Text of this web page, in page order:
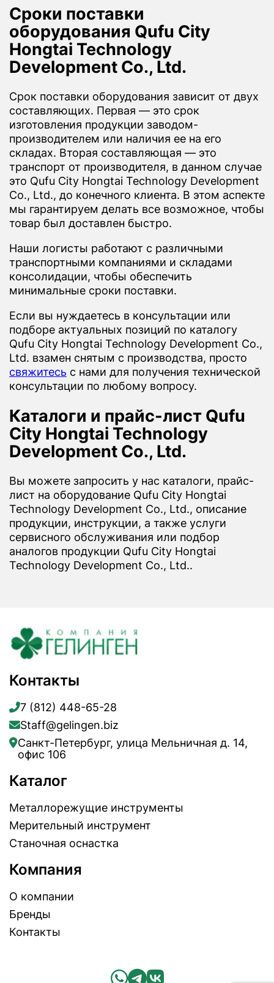
Сроки поставки
оборудования Qufu City
Hongtai Technology
Development Co., Ltd.
Срок поставки оборудования зависит от двух
составляющих. Первая — это срок
изготовления продукции заводом-
производителем или наличия ее на его
складах. Вторая составляющая — это
транспорт от производителя, в данном случае
это Qufu City Hongtai Technology Development
Co., Ltd., до конечного клиента. В этом аспекте
мы гарантируем делать все возможное, чтобы
товар был доставлен быстро.
Наши логисты работают с различными
транспортными компаниями и складами
консолидации, чтобы обеспечить
минимальные сроки поставки.
Если вы нуждаетесь в консультации или
подборе актуальных позиций по каталогу
Qufu City Hongtai Technology Development Co.,
Ltd. взамен снятым с производства, просто
свяжитесь с нами для получения технической
консультации по любому вопросу.
Каталоги и прайс-лист Qufu
City Hongtai Technology
Development Co., Ltd.
Вы можете запросить у нас каталоги, прайс-
лист на оборудование Qufu City Hongtai
Technology Development Co., Ltd., описание
продукции, инструкции, а также услуги
сервисного обслуживания или подбор
аналогов продукции Qufu City Hongtai
Technology Development Co., Ltd..
Контакты
7 (812) 448-65-28
Staff@gelingen.biz
Санкт-Петербург, улица Мельничная д. 14,
офис 106
Каталог
Металлорежущие инструменты
Мерительный инструмент
Станочная оснастка
Компания
О компании
Бренды
Контакты